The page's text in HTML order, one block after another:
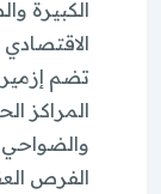
الكبيرة
تضم
المراكز
والضواحي
الفرص